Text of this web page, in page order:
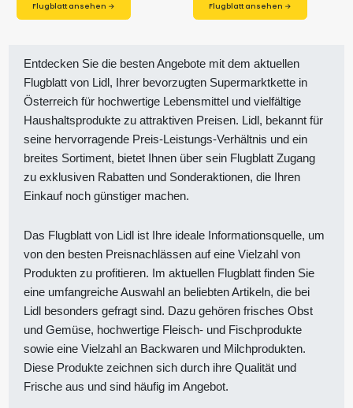
Flugblatt ansehen → Flugblatt ansehen →
Entdecken Sie die besten Angebote mit dem aktuellen
Flugblatt von Lidl, Ihrer bevorzugten Supermarktkette in
Österreich für hochwertige Lebensmittel und vielfältige
Haushaltsprodukte zu attraktiven Preisen. Lidl, bekannt für
seine hervorragende Preis-Leistungs-Verhältnis und ein
breites Sortiment, bietet Ihnen über sein Flugblatt Zugang
zu exklusiven Rabatten und Sonderaktionen, die Ihren
Einkauf noch günstiger machen.
Das Flugblatt von Lidl ist Ihre ideale Informationsquelle, um
von den besten Preisnachlässen auf eine Vielzahl von
Produkten zu profitieren. Im aktuellen Flugblatt finden Sie
eine umfangreiche Auswahl an beliebten Artikeln, die bei
Lidl besonders gefragt sind. Dazu gehören frisches Obst
und Gemüse, hochwertige Fleisch- und Fischprodukte
sowie eine Vielzahl an Backwaren und Milchprodukten.
Diese Produkte zeichnen sich durch ihre Qualität und
Frische aus und sind häufig im Angebot.